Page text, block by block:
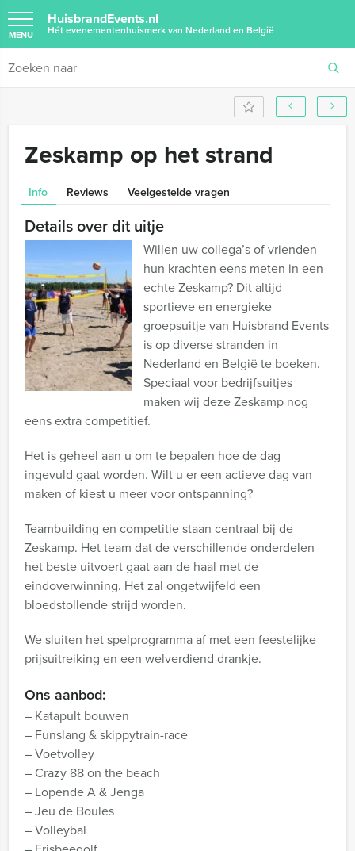
HuisbrandEvents.nl
Hét evenementenhuismerk van Nederland en België
MENU
Zeskamp op het strand
Info Reviews Veelgestelde vragen
Details over dit uitje
Willen uw collega’s of vrienden
hun krachten eens meten in een
echte Zeskamp? Dit altijd
sportieve en energieke
groepsuitje van Huisbrand Events
is op diverse stranden in
Nederland en België te boeken.
Speciaal voor bedrijfsuitjes
maken wij deze Zeskamp nog
eens extra competitief.
Het is geheel aan u om te bepalen hoe de dag
ingevuld gaat worden. Wilt u er een actieve dag van
maken of kiest u meer voor ontspanning?
Teambuilding en competitie staan centraal bij de
Zeskamp. Het team dat de verschillende onderdelen
het beste uitvoert gaat aan de haal met de
eindoverwinning. Het zal ongetwijfeld een
bloedstollende strijd worden.
We sluiten het spelprogramma af met een feestelijke
prijsuitreiking en een welverdiend drankje.
Ons aanbod:
– Katapult bouwen
– Funslang & skippytrain-race
– Voetvolley
– Crazy 88 on the beach
– Lopende A & Jenga
– Jeu de Boules
– Volleybal